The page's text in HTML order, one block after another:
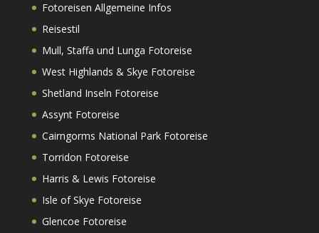
Fotoreisen Allgemeine Infos
Reisestil
Mull, Staffa und Lunga Fotoreise
West Highlands & Skye Fotoreise
Shetland Inseln Fotoreise
Assynt Fotoreise
Cairngorms National Park Fotoreise
Torridon Fotoreise
Harris & Lewis Fotoreise
Isle of Skye Fotoreise
Glencoe Fotoreise